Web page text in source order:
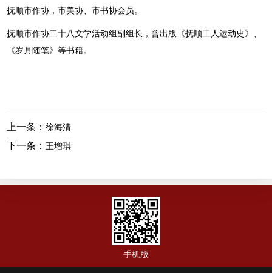
抚顺市作协，市美协、市书协会员。
抚顺市作协二十八文学活动组副组长，曾出版《抚顺工人运动史》、
《岁月随笔》等书籍。
上一条： 徐海清
下一条： 王增琪
手机版